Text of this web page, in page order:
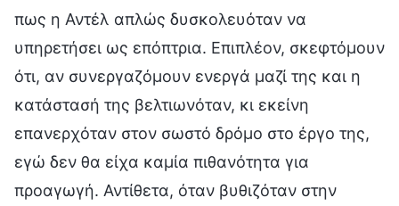
πως η Αντέλ απλώς δυσκολευόταν να
υπηρετήσει ως επόπτρια. Επιπλέον, σκεφτόμουν
ότι, αν συνεργαζόμουν ενεργά μαζί της και η
κατάστασή της βελτιωνόταν, κι εκείνη
επανερχόταν στον σωστό δρόμο στο έργο της,
εγώ δεν θα είχα καμία πιθανότητα για
προαγωγή. Αντίθετα, όταν βυθιζόταν στην